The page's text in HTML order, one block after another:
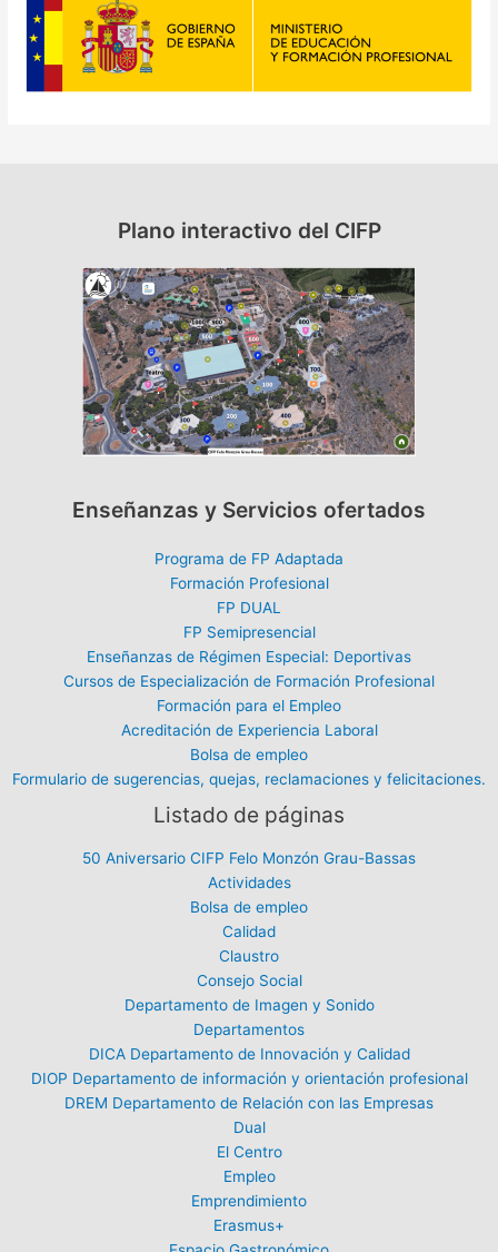
Plano interactivo del CIFP
Enseñanzas y Servicios ofertados
Programa de FP Adaptada
Formación Profesional
FP DUAL
FP Semipresencial
Enseñanzas de Régimen Especial: Deportivas
Cursos de Especialización de Formación Profesional
Formación para el Empleo
Acreditación de Experiencia Laboral
Bolsa de empleo
Formulario de sugerencias, quejas, reclamaciones y felicitaciones.
Listado de páginas
50 Aniversario CIFP Felo Monzón Grau-Bassas
Actividades
Bolsa de empleo
Calidad
Claustro
Consejo Social
Departamento de Imagen y Sonido
Departamentos
DICA Departamento de Innovación y Calidad
DIOP Departamento de información y orientación profesional
DREM Departamento de Relación con las Empresas
Dual
El Centro
Empleo
Emprendimiento
Erasmus+